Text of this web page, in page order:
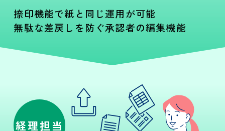
捺印機能で紙と同じ運用が可能
無駄な差戻しを防ぐ承認者の編集機能
経理担当